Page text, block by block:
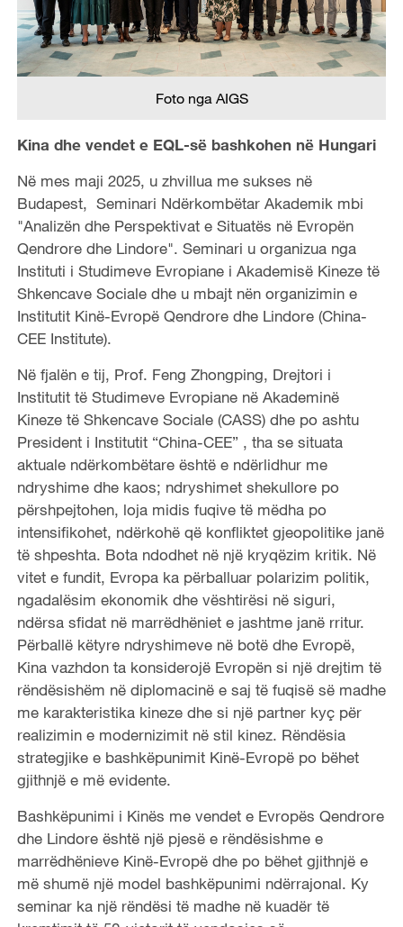
Foto nga AIGS
Kina dhe vendet e EQL-së bashkohen në Hungari
Në mes maji 2025, u zhvillua me sukses në
Budapest, Seminari Ndërkombëtar Akademik mbi
"Analizën dhe Perspektivat e Situatës në Evropën
Qendrore dhe Lindore". Seminari u organizua nga
Instituti i Studimeve Evropiane i Akademisë Kineze të
Shkencave Sociale dhe u mbajt nën organizimin e
Institutit Kinë-Evropë Qendrore dhe Lindore (China-
CEE Institute).
Në fjalën e tij, Prof. Feng Zhongping, Drejtori i
Institutit të Studimeve Evropiane në Akademinë
Kineze të Shkencave Sociale (CASS) dhe po ashtu
President i Institutit “China-CEE” , tha se situata
aktuale ndërkombëtare është e ndërlidhur me
ndryshime dhe kaos; ndryshimet shekullore po
përshpejtohen, loja midis fuqive të mëdha po
intensifikohet, ndërkohë që konfliktet gjeopolitike janë
të shpeshta. Bota ndodhet në një kryqëzim kritik. Në
vitet e fundit, Evropa ka përballuar polarizim politik,
ngadalësim ekonomik dhe vështirësi në siguri,
ndërsa sfidat në marrëdhëniet e jashtme janë rritur.
Përballë këtyre ndryshimeve në botë dhe Evropë,
Kina vazhdon ta konsiderojë Evropën si një drejtim të
rëndësishëm në diplomacinë e saj të fuqisë së madhe
me karakteristika kineze dhe si një partner kyç për
realizimin e modernizimit në stil kinez. Rëndësia
strategjike e bashkëpunimit Kinë-Evropë po bëhet
gjithnjë e më evidente.
Bashkëpunimi i Kinës me vendet e Evropës Qendrore
dhe Lindore është një pjesë e rëndësishme e
marrëdhënieve Kinë-Evropë dhe po bëhet gjithnjë e
më shumë një model bashkëpunimi ndërrajonal. Ky
seminar ka një rëndësi të madhe në kuadër të